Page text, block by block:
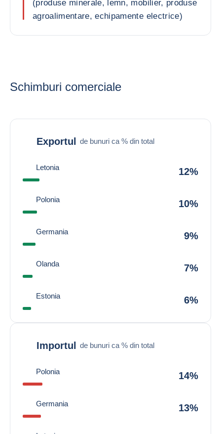
(produse minerale, lemn, mobilier, produse
agroalimentare, echipamente electrice)
Schimburi comerciale
Exportul de bunuri ca % din total
Letonia 12%
Polonia 10%
Germania 9%
Olanda 7%
Estonia 6%
Importul de bunuri ca % din total
Polonia 14%
Germania 13%